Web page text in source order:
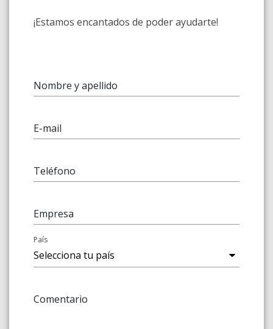
¡Estamos encantados de poder ayudarte!
Nombre y apellido
E-mail
Teléfono
Empresa
País
Comentario